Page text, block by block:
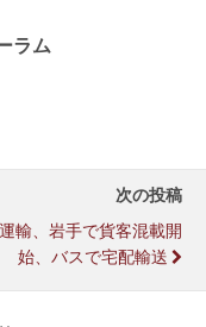
ラム
次の投稿
輸、岩手で貨客混載開
始、バスで宅配輸送